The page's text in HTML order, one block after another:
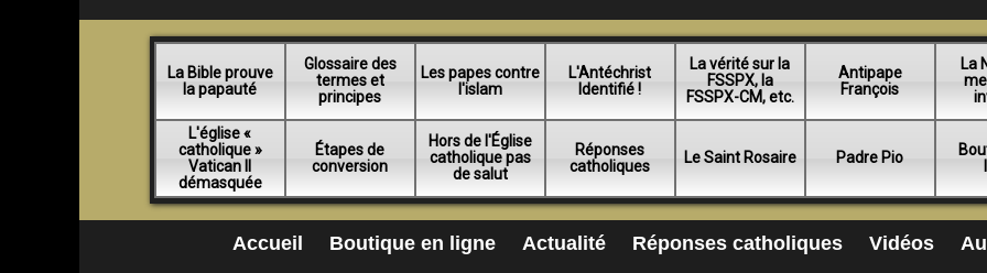
La Bible prouve
la papauté
Glossaire des
termes et
principes
Les papes contre
l'islam
L'Antéchrist
Identifié !
La vérité sur la
FSSPX, la
FSSPX-CM, etc.
Antipape
François
La
L'église «
catholique »
Vatican II
démasquée
Étapes de
conversion
Hors de l'Église
catholique pas
de salut
Réponses
catholiques
Le Saint Rosaire Padre Pio
Accueil Boutique en ligne Actualité Réponses catholiques Vidéos